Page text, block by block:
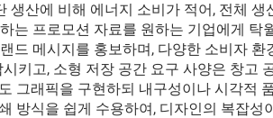
생산에 비해 에너지 소비가 적어, 전체
는 프로모션 자료를 원하는 기업에게
드 메시지를 홍보하며, 다양한 소비자
키고, 소형 저장 공간 요구 사양은 창
그래픽을 구현하되 내구성이나 시각
방식을 쉽게 수용하여, 디자인의 복잡